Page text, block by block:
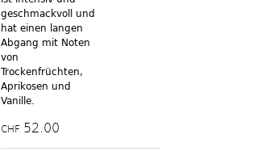
geschmackvoll und
hat einen langen
Abgang mit Noten
von
Trockenfrüchten,
Aprikosen und
Vanille.
CHF 52.00